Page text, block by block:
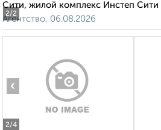
2/2
Сити, жилой комплекс Инстеп Сити
Агентство, 06.08.2026
2/4
‹